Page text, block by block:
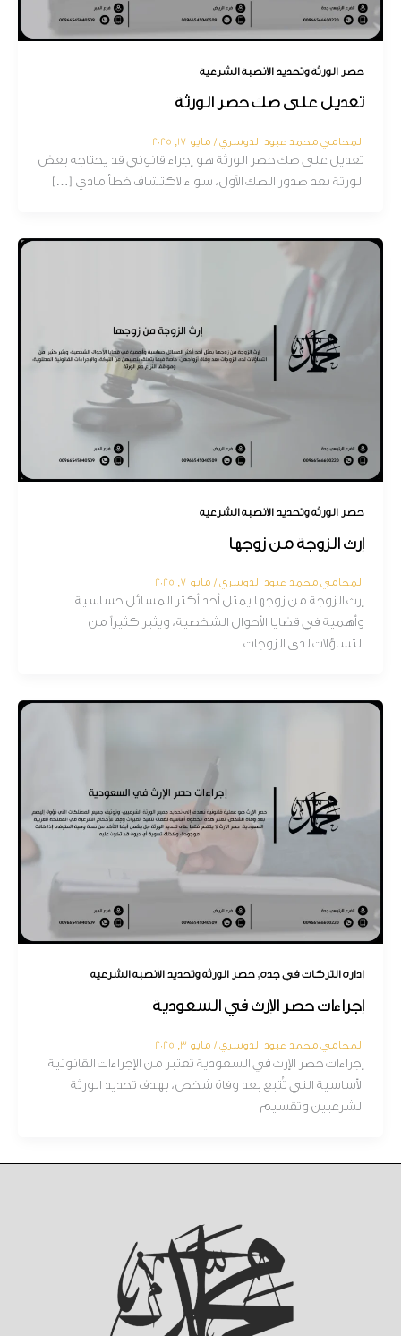
حصر الورثة وتحديد الأنصبة الشرعية
تعديل على صك حصر الورثة
المحامي محمد عبود الدوسري / مايو 17, 2025
تعديل على صك حصر الورثة هو إجراء قانوني قد يحتاجه بعض
الورثة بعد صدور الصك الأول، سواء لاكتشاف خطأ مادي […]
حصر الورثة وتحديد الأنصبة الشرعية
إرث الزوجة من زوجها
المحامي محمد عبود الدوسري / مايو 7, 2025
إرث الزوجة من زوجها يمثل أحد أكثر المسائل حساسية
وأهمية في قضايا الأحوال الشخصية، ويثير كثيراً من
التساؤلات لدى الزوجات
إدارة التركات في جدة,حصر الورثة وتحديد الأنصبة الشرعية
إجراءات حصر الإرث في السعودية
المحامي محمد عبود الدوسري / مايو 3, 2025
إجراءات حصر الإرث في السعودية تعتبر من الإجراءات القانونية
الأساسية التي تُتبع بعد وفاة شخص، بهدف تحديد الورثة
الشرعيين وتقسيم